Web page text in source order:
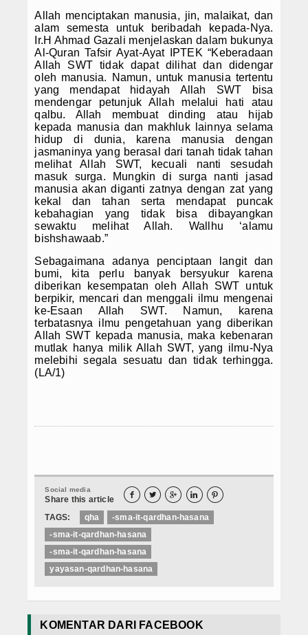
Allah menciptakan manusia, jin, malaikat, dan
alam semesta untuk beribadah kepada-Nya.
Ir.H Ahmad Gazali menjelaskan dalam bukunya
Al-Quran Tafsir Ayat-Ayat IPTEK “Keberadaan
Allah SWT tidak dapat dilihat dan didengar
oleh manusia. Namun, untuk manusia tertentu
yang mendapat hidayah Allah SWT bisa
mendengar petunjuk Allah melalui hati atau
qalbu. Allah membuat dinding atau hijab
kepada manusia dan makhluk lainnya selama
hidup di dunia, karena manusia dengan
jasmaninya yang berasal dari tanah tidak tahan
melihat Allah SWT, kecuali nanti sesudah
masuk surga. Mungkin di surga nanti jasad
manusia akan diganti zatnya dengan zat yang
kekal dan tahan serta mendapat puncak
kebahagian yang tidak bisa dibayangkan
sewaktu melihat Allah. Wallhu ‘alamu
bishshawaab.”
Sebagaimana adanya penciptaan langit dan
bumi, kita perlu banyak bersyukur karena
diberikan kesempatan oleh Allah SWT untuk
berpikir, mencari dan menggali ilmu mengenai
ke-Esaan Allah SWT. Namun, karena
terbatasnya ilmu pengetahuan yang diberikan
Allah SWT kepada manusia, maka kebenaran
mutlak hanya milik Allah SWT, yang ilmu-Nya
melebihi segala sesuatu dan tidak terhingga.
(LA/1)
Social media
Share this article     
TAGS: qha
-sma-it-qardhan-hasana
-sma-it-qardhan-hasana
-sma-it-qardhan-hasana
yayasan-qardhan-hasana
KOMENTAR DARI FACEBOOK